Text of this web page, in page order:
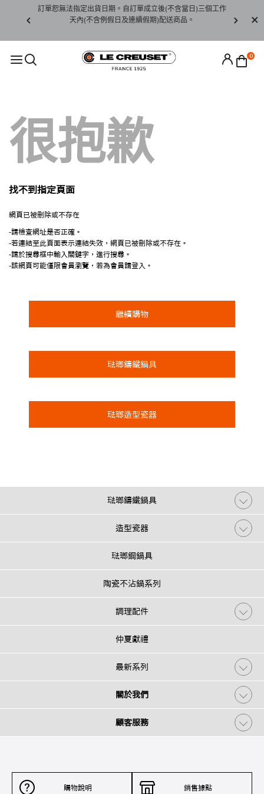
下水)，若
訂單恕無法指定出貨日期。自訂單成立後(不含當日)三個工作
天內(不含例假日及連續假期)配送商品。
請至
0
很抱歉
找不到指定頁面
網頁已被刪除或不存在
-請檢查網址是否正確。
-若連結至此頁面表示連結失效，網頁已被刪除或不存在。
-請於搜尋框中輸入關鍵字，進行搜尋。
-該網頁可能僅限會員瀏覽，若為會員請登入。
繼續購物
琺瑯鑄鐵鍋具
琺瑯造型瓷器
琺瑯鑄鐵鍋具
造型瓷器
琺瑯鋼鍋具
陶瓷不沾鍋系列
調理配件
仲夏獻禮
最新系列
關於我們
顧客服務
購物說明 銷售據點